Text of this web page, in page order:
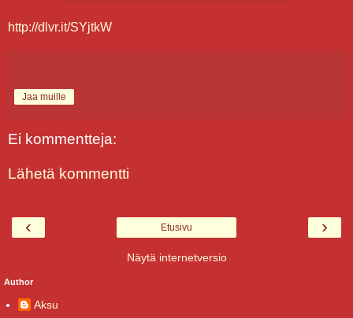
http://dlvr.it/SYjtkW
Jaa muille
Ei kommentteja:
Lähetä kommentti
‹ ›
Etusivu
Näytä internetversio
Author
Aksu